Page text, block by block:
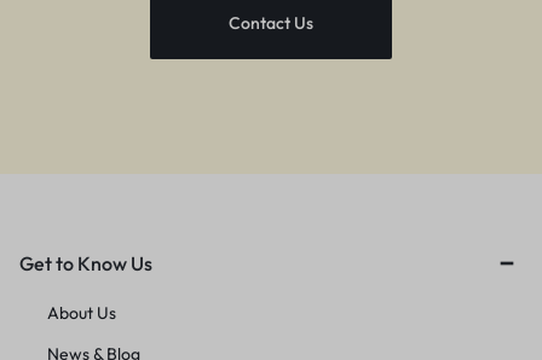
Contact Us
Get to Know Us
About Us
News & Blog